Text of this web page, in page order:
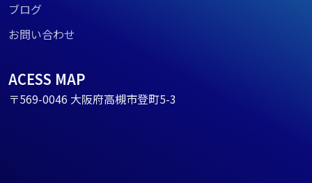
ブログ
お問い合わせ
ACESS MAP
〒569-0046 大阪府高槻市登町5-3